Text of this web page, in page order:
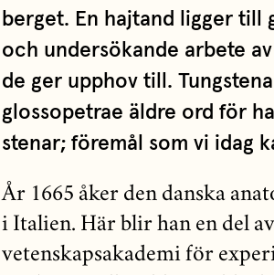
berget. En hajtand ligger till
och undersökande arbete
de ger upphov till.
glossopetrae äldre ord för
stenar; föremål som vi idag
År 1665 åker den danska
i Italien. Här blir han en del
vetenskapsakademi för